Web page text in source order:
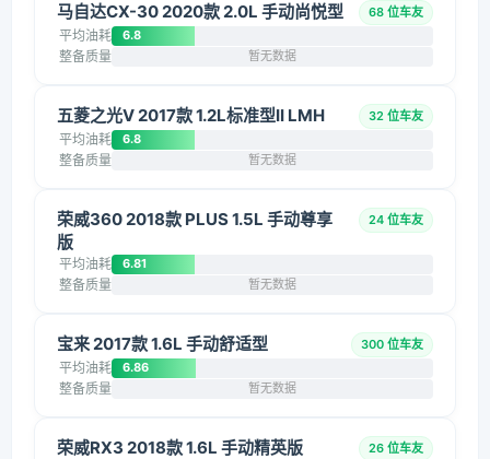
马自达CX-30 2020款 2.0L 手动尚悦型 68 位车友
平均油耗 6.8
整备质量 暂无数据
五菱之光V 2017款 1.2L标准型II LMH 32 位车友
平均油耗 6.8
整备质量 暂无数据
荣威360 2018款 PLUS 1.5L 手动尊享
版
24 位车友
平均油耗 6.81
整备质量 暂无数据
宝来 2017款 1.6L 手动舒适型 300 位车友
平均油耗 6.86
整备质量 暂无数据
荣威RX3 2018款 1.6L 手动精英版 26 位车友